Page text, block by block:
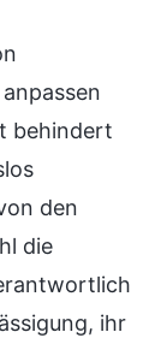
behindert
den
die
ihr